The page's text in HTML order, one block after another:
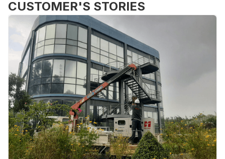
CUSTOMER'S STORIES